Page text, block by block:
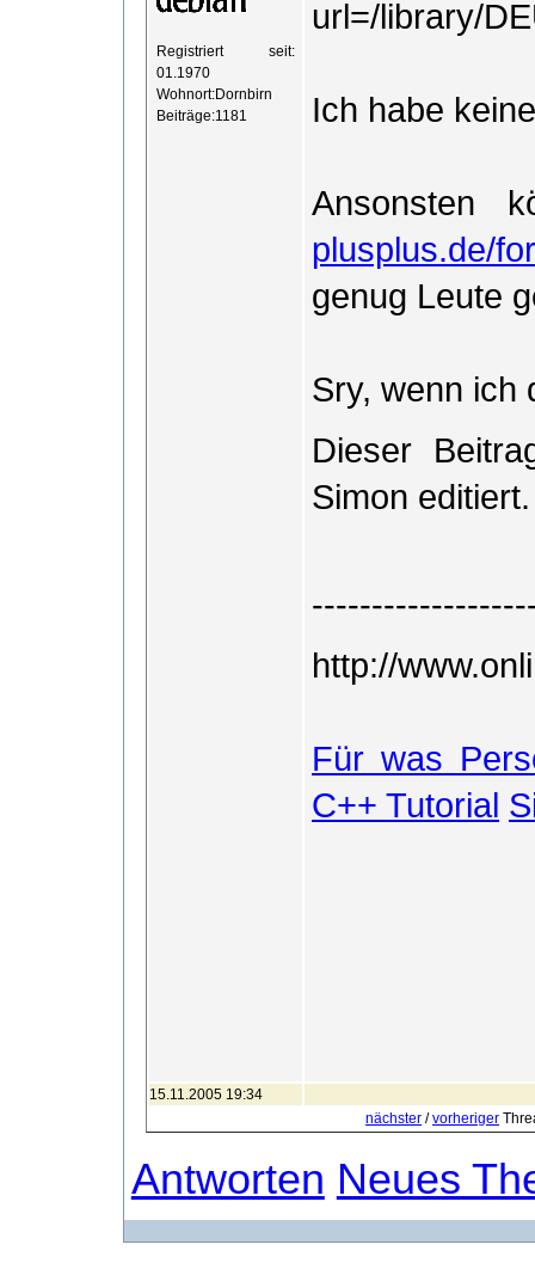
Registriert seit:
01.1970
Wohnort:Dornbirn
Beiträge:1181
url=/library/
Ich habe
Ansonsten
plusplus.de/
genug Leute
Sry, wenn ich
Dieser
Simon editiert.
http://
Für was
C++ Tutorial
15.11.2005 19:34
nächster /vorheriger
Antworten Neues